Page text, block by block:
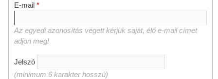
E-mail
Az egyedi azonosítás végett kérjük saját, élő e-mail címet
adjon meg!
Jelszó
(minimum 6 karakter hosszú)